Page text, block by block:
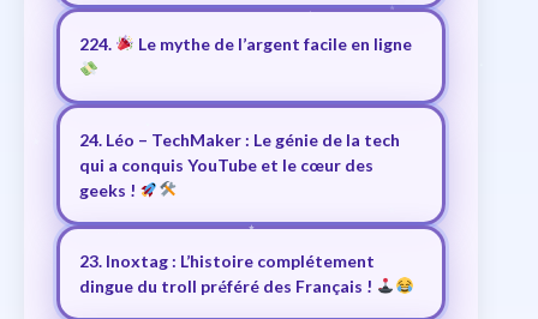
224. Le mythe de l’argent facile en ligne
24. Léo – TechMaker : Le génie de la tech
qui a conquis YouTube et le cœur des
geeks !
23. Inoxtag : L’histoire complétement
dingue du troll préféré des Français !